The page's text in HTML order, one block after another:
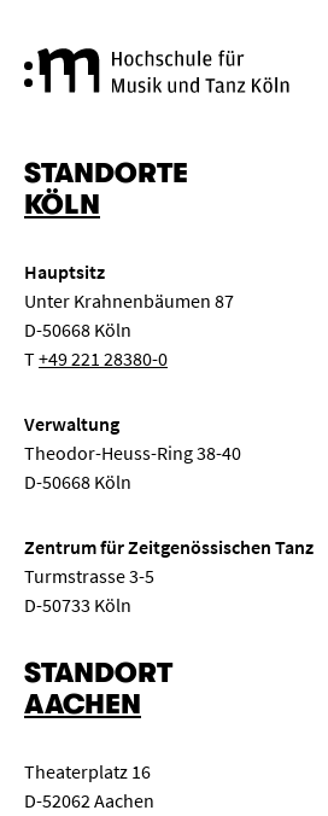
STANDORTE
KÖLN
Hauptsitz
Unter Krahnenbäumen 87
D-50668 Köln
T+49 221 28380-0
Verwaltung
Theodor-Heuss-Ring 38-40
D-50668 Köln
Zentrum für Zeitgenössischen Tanz
Turmstrasse 3-5
D-50733 Köln
STANDORT
AACHEN
Theaterplatz 16
D-52062 Aachen